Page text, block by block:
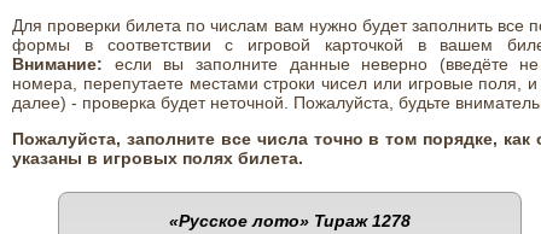
Для проверки билета по числам вам нужно будет заполнить все
формы в соответствии с игровой карточкой в вашем
Внимание: если вы заполните данные неверно (введёте
номера, перепутаете местами строки чисел или игровые поля, и
далее) - проверка будет неточной. Пожалуйста, будьте
Пожалуйста, заполните все числа точно в том порядке, как
указаны в игровых полях билета.
«Русское лото» Тираж 1278